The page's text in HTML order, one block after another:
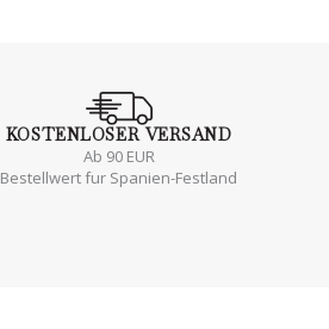
KOSTENLOSERVERSAND
Ab 90 EUR
Bestellwert fur Spanien-Festland